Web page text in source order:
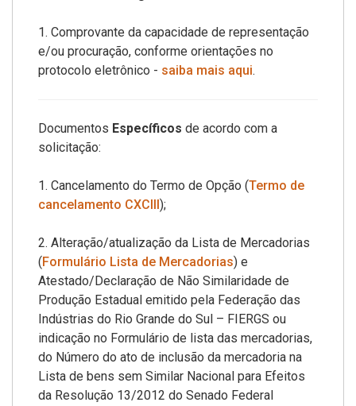
1. Comprovante da capacidade de representação
e/ou procuração, conforme orientações no
protocolo eletrônico - saiba mais aqui.
Documentos Específicos de acordo com a
solicitação:
1. Cancelamento do Termo de Opção (Termo de
cancelamento CXCIII);
2. Alteração/atualização da Lista de Mercadorias
(Formulário Lista de Mercadorias) e
Atestado/Declaração de Não Similaridade de
Produção Estadual emitido pela Federação das
Indústrias do Rio Grande do Sul – FIERGS ou
indicação no Formulário de lista das mercadorias,
do Número do ato de inclusão da mercadoria na
Lista de bens sem Similar Nacional para Efeitos
da Resolução 13/2012 do Senado Federal